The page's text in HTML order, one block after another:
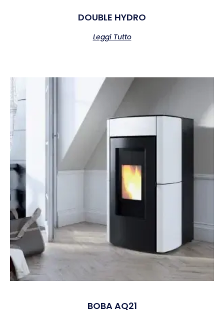
DOUBLE HYDRO
Leggi Tutto
BOBA AQ21